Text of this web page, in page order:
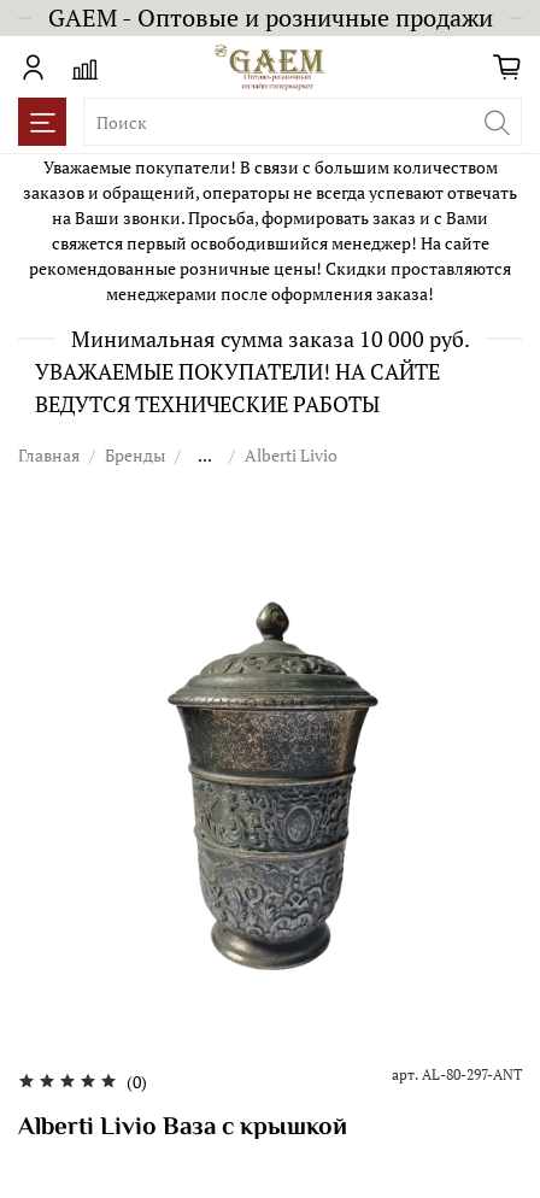
GAEM - Оптовые и розничные продажи
Уважаемые покупатели! В связи с большим количеством
заказов и обращений, операторы не всегда успевают отвечать
на Ваши звонки. Просьба, формировать заказ и с Вами
свяжется первый освободившийся менеджер! На сайте
рекомендованные розничные цены! Скидки проставляются
менеджерами после оформления заказа!
Минимальная сумма заказа 10 000 руб.
УВАЖАЕМЫЕ ПОКУПАТЕЛИ! НА САЙТЕ
ВЕДУТСЯ ТЕХНИЧЕСКИЕ РАБОТЫ
Главная Бренды ... Alberti Livio
(0) арт. AL-80-297-ANT
Alberti Livio Ваза с крышкой